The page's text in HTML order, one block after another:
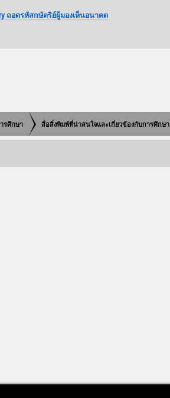
ถอดรหัสกษัตริย์ผู้มองเห็นอนาคต
รศึกษา สื่อสิ่งพิมพ์ที่น่าสนใจและเกี่ยวข้องกับการศึกษา